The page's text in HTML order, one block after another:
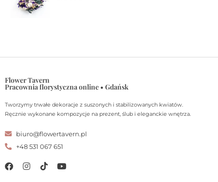
Flower Tavern
Pracownia florystyczna online • Gdańsk
Tworzymy trwałe dekoracje z suszonych i stabilizowanych kwiatów.
Ręcznie wykonane kompozycje na prezent, ślub i eleganckie wnętrza.
biuro@flowertavern.pl
+48 531 067 651